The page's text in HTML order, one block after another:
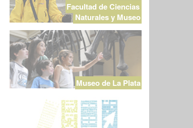
Facultad de Ciencias
Naturales y Museo
Museo de La Plata